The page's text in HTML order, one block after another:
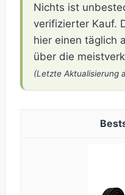
Nichts ist
verifizierter Kauf.
hier einen täglich
über die
(Letzte Aktualisierung